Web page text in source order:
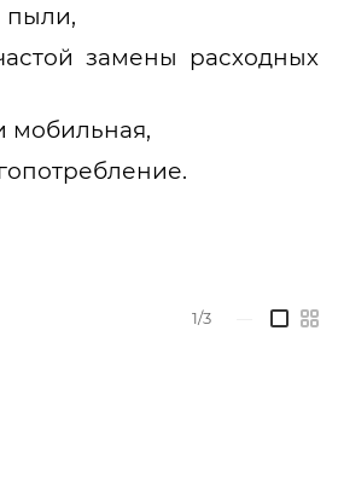
пыли,
замены расходных
мобильная,
1/3